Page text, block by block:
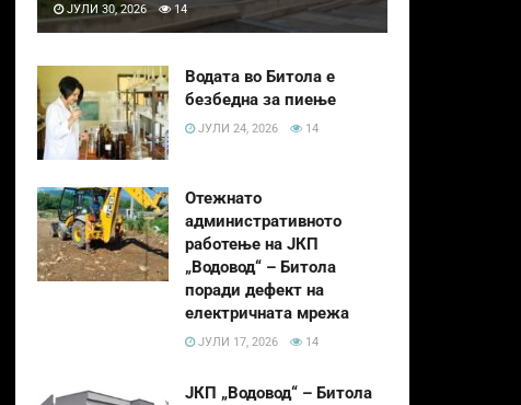
ЈУЛИ 30, 2026 14
Водата во Битола е
безбедна за пиење
ЈУЛИ 24, 2026 14
Отежнато
административното
работење на ЈКП
„Водовод“ – Битола
поради дефект на
електричната мрежа
ЈУЛИ 17, 2026 14
ЈКП „Водовод“ – Битола